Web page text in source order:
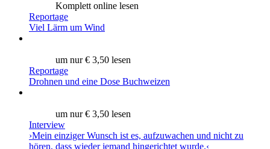
Komplett online lesen
Reportage
Viel Lärm um Wind
um nur € 3,50 lesen
Reportage
Drohnen und eine Dose Buchweizen
um nur € 3,50 lesen
Interview
›Mein einziger Wunsch ist es, aufzuwachen und nicht zu
hören, dass wieder jemand hingerichtet wurde.‹